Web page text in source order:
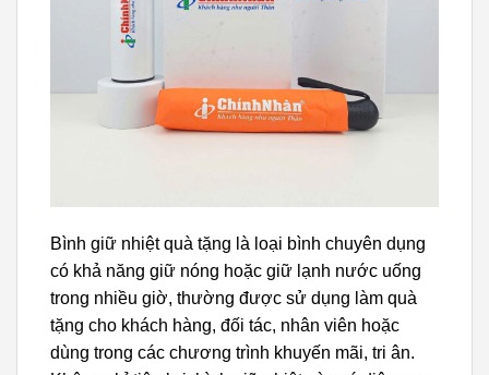
Bình giữ nhiệt quà tặng là loại bình chuyên dụng
có khả năng giữ nóng hoặc giữ lạnh nước uống
trong nhiều giờ, thường được sử dụng làm quà
tặng cho khách hàng, đối tác, nhân viên hoặc
dùng trong các chương trình khuyến mãi, tri ân.